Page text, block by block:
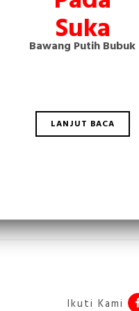
Suka
Bawang Putih Bubuk
LANJUT BACA
Ikuti Kami